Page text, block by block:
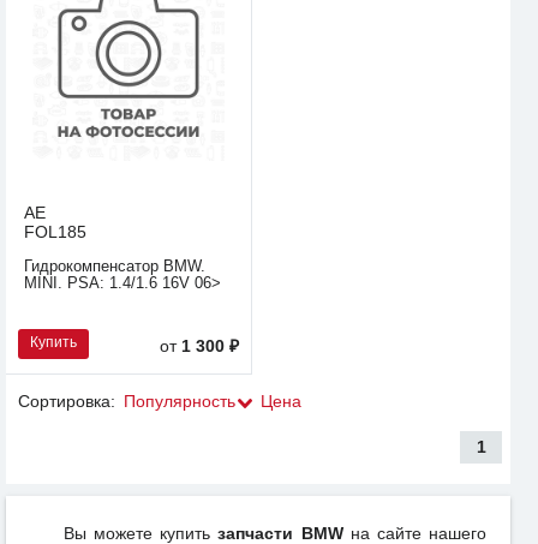
AE
FOL185
Гидрокомпенсатор BMW.
MINI. PSA: 1.4/1.6 16V 06>
Купить от 1 300 ₽
Сортировка: Популярность Цена
1
Вы можете купитьзапчасти BMWна сайте нашего